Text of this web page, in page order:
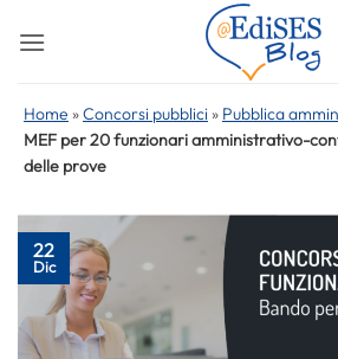
Home »Concorsi pubblici » Pubblica
MEF per 20 funzionari amministrativo-
delle prove
22
Dic